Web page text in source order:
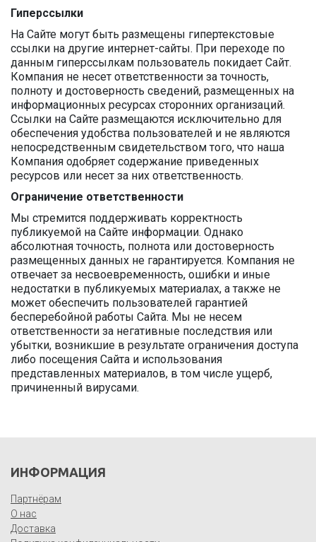
Гиперссылки
На Сайте могут быть размещены гипертекстовые
ссылки на другие интернет-сайты. При переходе по
данным гиперссылкам пользователь покидает Сайт.
Компания не несет ответственности за точность,
полноту и достоверность сведений, размещенных на
информационных ресурсах сторонних организаций.
Ссылки на Сайте размещаются исключительно для
обеспечения удобства пользователей и не являются
непосредственным свидетельством того, что наша
Компания одобряет содержание приведенных
ресурсов или несет за них ответственность.
Ограничение ответственности
Мы стремится поддерживать корректность
публикуемой на Сайте информации. Однако
абсолютная точность, полнота или достоверность
размещенных данных не гарантируется. Компания не
отвечает за несвоевременность, ошибки и иные
недостатки в публикуемых материалах, а также не
может обеспечить пользователей гарантией
бесперебойной работы Сайта. Мы не несем
ответственности за негативные последствия или
убытки, возникшие в результате ограничения доступа
либо посещения Сайта и использования
представленных материалов, в том числе ущерб,
причиненный вирусами.
ИНФОРМАЦИЯ
Партнёрам
О нас
Доставка